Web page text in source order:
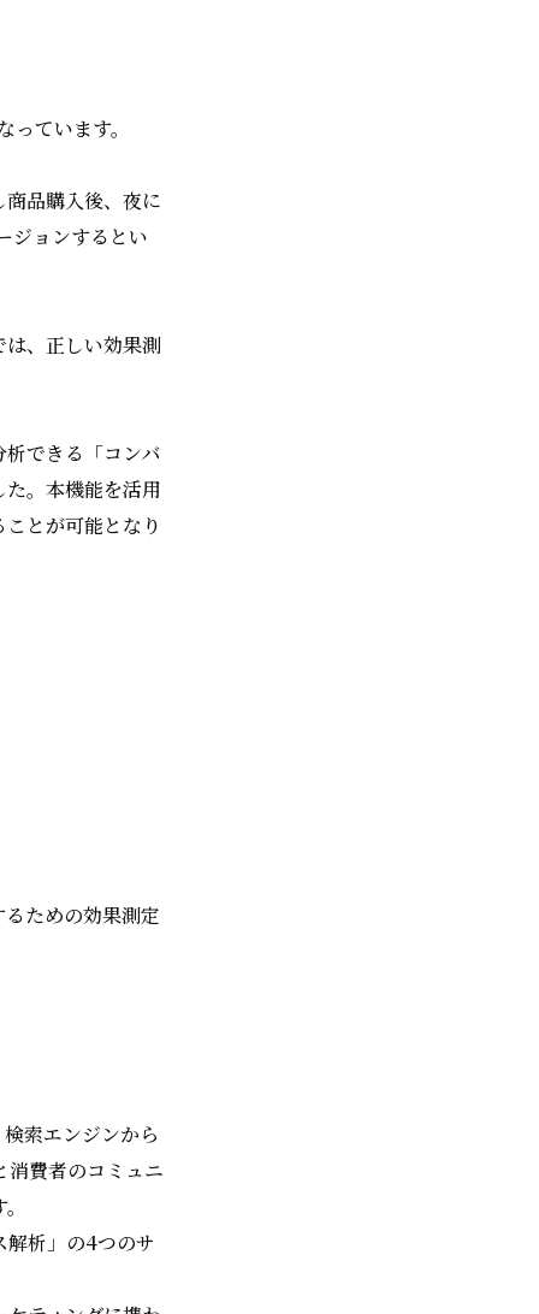
ています。
品購入後、夜に
ジョンするとい
、正しい効果測
できる「コンバ
。本機能を活用
とが可能となり
ための効果測定
索エンジンから
消費者のコミュニ
解析」の4つのサ